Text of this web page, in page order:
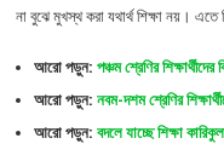
না বুঝে মুখস্থ করা যথার্থ শিক্ষা নয়। এতে
আরো পড়ুন: পঞ্চম শ্রেণির শিক্ষার্থীদের
আরো পড়ুন: নবম-দশম শ্রেণির
আরো পড়ুন: বদলে যাচ্ছে শিক্ষা